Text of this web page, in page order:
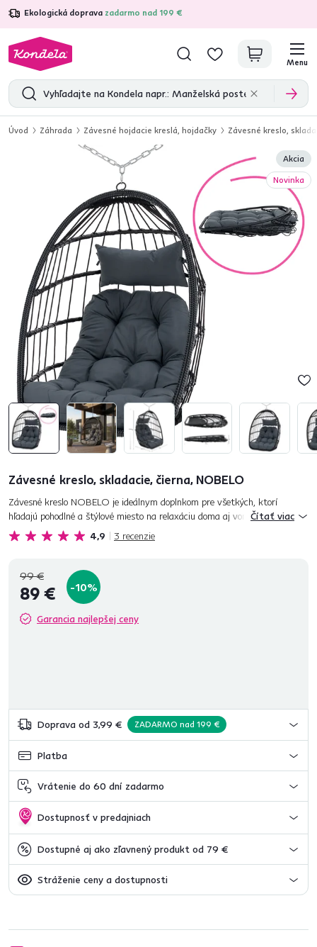
Ekologická doprava zadarmo nad 199 €
4,7 31 211overených produktových recenzií
Menu
Úvod Záhrada Závesné hojdacie kreslá, hojdačky Závesné kreslo,
Akcia
Novinka
Závesné kreslo, skladacie, čierna, NOBELO
4,9 3 recenzie
Závesné kreslo NOBELO je ideálnym doplnkom pre všetkých, ktorí
hľadajú pohodlné a štýlové miesto na relaxáciu doma aj vonku. Vďaka
skladacej konštrukcii je možné kreslo jednoducho zložiť, čo uľah...
Čítať viac
99 €
89 € -10%
Garancia najlepšej ceny
Doprava od 3,99 € ZADARMO nad 199 €
Platba
Vrátenie do 60 dní zadarmo
Dostupnosť v predajniach
Dostupné aj ako zľavnený produkt od 79 €
Stráženie ceny a dostupnosti